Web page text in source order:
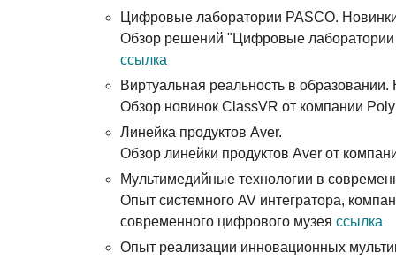
Цифровые лаборатории PASCO.
Обзор решений "Цифровые лаборатории
ссылка
Виртуальная реальность в
Обзор новинок ClassVR от компании
Линейка продуктов Aver.
Обзор линейки продуктов Aver от
Мультимедийные технологии в
Опыт системного AV интегратора,
современного цифрового музея ссылка
Опыт реализации инновационных